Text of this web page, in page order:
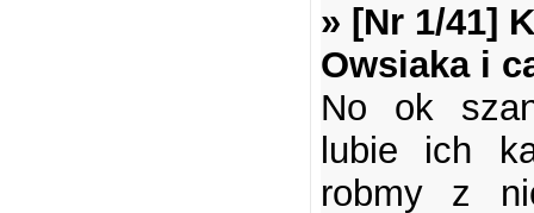
» [Nr 1/41]
Owsiaka i
No ok
lubie ich
robmy z